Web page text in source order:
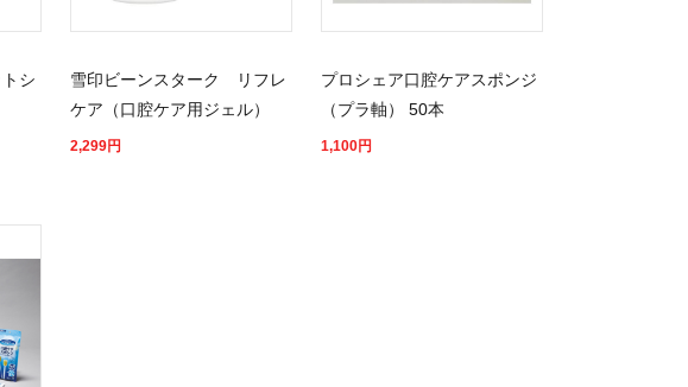
シ
雪印ビーンスターク リフレ
ケア（口腔ケア用ジェル）
2,299円
プロシェア口腔ケアスポンジ
（プラ軸） 50本
1,100円